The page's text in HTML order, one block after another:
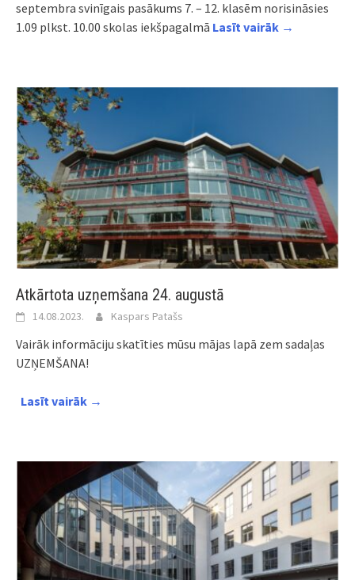
septembra svinīgais pasākums 7. – 12. klasēm norisināsies
1.09 plkst. 10.00 skolas iekšpagalmā Lasīt vairāk →
Atkārtota uzņemšana 24. augustā
14.08.2023. Kaspars Patašs
Vairāk informāciju skatīties mūsu mājas lapā zem sadaļas
UZŅEMŠANA!
Lasīt vairāk →